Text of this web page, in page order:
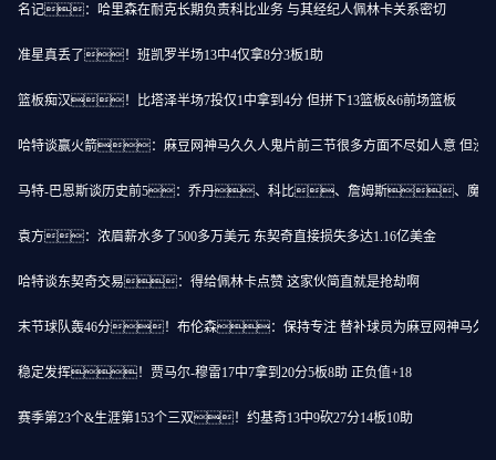
名记：哈里森在耐克长期负责科比业务 与其经纪人佩林卡关系密切
准星真丢了！班凯罗半场13中4仅拿8分3板1助
篮板痴汉！比塔泽半场7投仅1中拿到4分 但拼下13篮板&6前场篮板
哈特谈赢火箭：麻豆网神马久久人鬼片前三节很多方面不尽如人意 但没
马特-巴恩斯谈历史前5：乔丹、科比、詹姆斯、魔
袁方：浓眉薪水多了500多万美元 东契奇直接损失多达1.16亿美金
哈特谈东契奇交易：得给佩林卡点赞 这家伙简直就是抢劫啊
末节球队轰46分！布伦森：保持专注 替补球员为麻豆网神马久久
稳定发挥！贾马尔-穆雷17中7拿到20分5板8助 正负值+18
赛季第23个&生涯第153个三双！约基奇13中9砍27分14板10助